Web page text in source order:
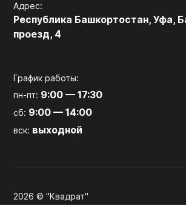
Адрес:
Республика Башкортостан, Уфа,
проезд, 4
График работы:
пн-пт: 9:00 — 17:30
сб: 9:00 — 14:00
вск: выходной
2026 © "Квадрат"